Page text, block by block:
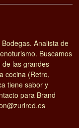
Analista de
Buscamos
las grandes
cocina (Retro,
tiene sabor y
para Brand